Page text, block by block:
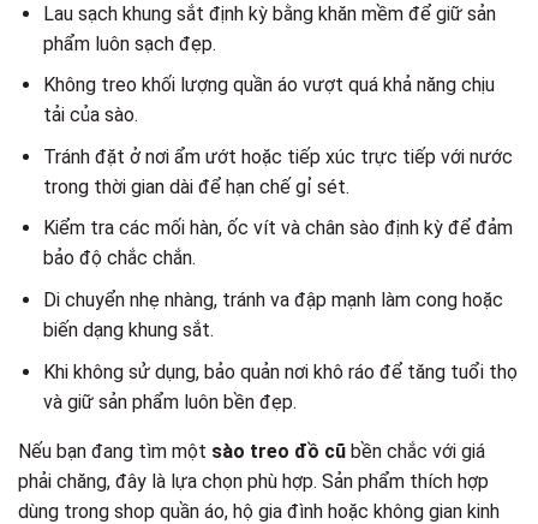
Lau sạch khung sắt định kỳ bằng khăn mềm để giữ sản
phẩm luôn sạch đẹp.
Không treo khối lượng quần áo vượt quá khả năng chịu
tải của sào.
Tránh đặt ở nơi ẩm ướt hoặc tiếp xúc trực tiếp với nước
trong thời gian dài để hạn chế gỉ sét.
Kiểm tra các mối hàn, ốc vít và chân sào định kỳ để đảm
bảo độ chắc chắn.
Di chuyển nhẹ nhàng, tránh va đập mạnh làm cong hoặc
biến dạng khung sắt.
Khi không sử dụng, bảo quản nơi khô ráo để tăng tuổi thọ
và giữ sản phẩm luôn bền đẹp.
Nếu bạn đang tìm một sào treo đồ cũ bền chắc với giá
phải chăng, đây là lựa chọn phù hợp. Sản phẩm thích hợp
dùng trong shop quần áo, hộ gia đình hoặc không gian kinh